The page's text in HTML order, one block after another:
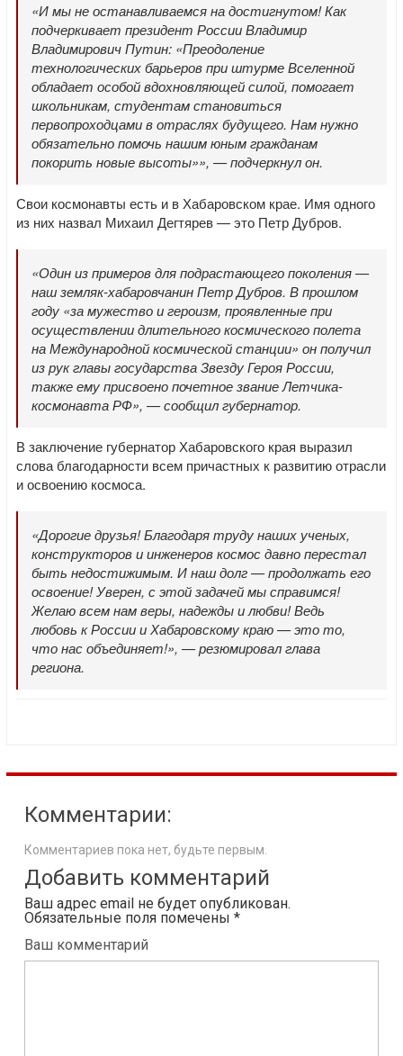
«И мы не останавливаемся на достигнутом! Как
подчеркивает президент России Владимир
Владимирович Путин: «Преодоление
технологических барьеров при штурме Вселенной
обладает особой вдохновляющей силой, помогает
школьникам, студентам становиться
первопроходцами в отраслях будущего. Нам нужно
обязательно помочь нашим юным гражданам
покорить новые высоты»», — подчеркнул он.
Свои космонавты есть и в Хабаровском крае. Имя одного
из них назвал Михаил Дегтярев — это Петр Дубров.
«Один из примеров для подрастающего поколения —
наш земляк-хабаровчанин Петр Дубров. В прошлом
году «за мужество и героизм, проявленные при
осуществлении длительного космического полета
на Международной космической станции» он получил
из рук главы государства Звезду Героя России,
также ему присвоено почетное звание Летчика-
космонавта РФ», — сообщил губернатор.
В заключение губернатор Хабаровского края выразил
слова благодарности всем причастных к развитию отрасли
и освоению космоса.
«Дорогие друзья! Благодаря труду наших ученых,
конструкторов и инженеров космос давно перестал
быть недостижимым. И наш долг — продолжать его
освоение! Уверен, с этой задачей мы справимся!
Желаю всем нам веры, надежды и любви! Ведь
любовь к России и Хабаровскому краю — это то,
что нас объединяет!», — резюмировал глава
региона.
Комментарии:
Комментариев пока нет, будьте первым.
Добавить комментарий
Ваш адрес email не будет опубликован.
Обязательные поля помечены *
Ваш комментарий